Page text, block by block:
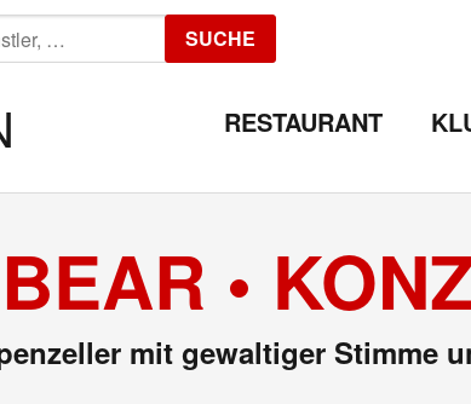
SUCHE
RESTAURANT
•
mit gewaltiger Stimme